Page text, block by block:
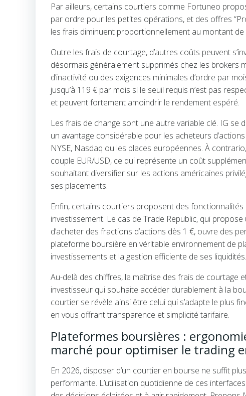
Par ailleurs, certains courtiers comme Fortuneo
par ordre pour les petites opérations, et des offres
les frais diminuent proportionnellement au montant de
Outre les frais de courtage, d’autres coûts peuvent
désormais généralement supprimés chez les brokers
d’inactivité ou des exigences minimales d’ordre par
jusqu’à 119 € par mois si le seuil requis n’est pas
et peuvent fortement amoindrir le rendement espéré.
Les frais de change sont une autre variable clé. IG se
un avantage considérable pour les acheteurs
NYSE, Nasdaq ou les places européennes. À
couple EUR/USD, ce qui représente un coût
souhaitant diversifier sur les actions américaines
ses placements.
Enfin, certains courtiers proposent des
investissement. Le cas de Trade Republic, qui
d’acheter des fractions d’actions dès 1 €, ouvre des
plateforme boursière en véritable environnement de
investissements et la gestion efficiente de ses liquidités.
Au-delà des chiffres, la maîtrise des frais de
investisseur qui souhaite accéder durablement à la
courtier se révèle ainsi être celui qui s’adapte le plus
en vous offrant transparence et simplicité tarifaire.
Plateformes boursières :
marché pour optimiser le trading
En 2026, disposer d’un courtier en bourse ne suffit
performante. L’utilisation quotidienne de ces